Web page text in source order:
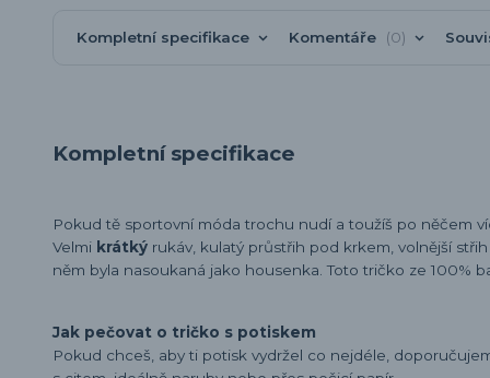
Kompletní specifikace Komentáře 0
Kompletní specifikace
Pokud tě sportovní móda trochu nudí a toužíš po něčem
Velmi krátký rukáv, kulatý průstřih pod krkem, volnější
něm byla nasoukaná jako housenka. Toto tričko ze 100%
Jak pečovat o tričko s potiskem
Pokud chceš, aby ti potisk vydržel co nejdéle,